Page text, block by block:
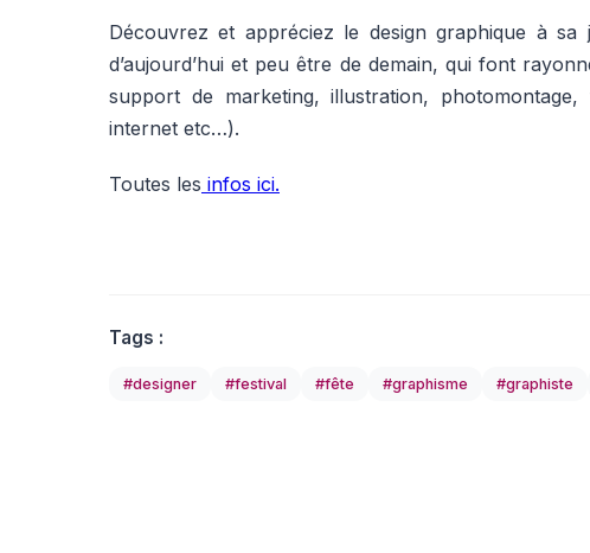
Découvrez et appréciez le design graphique à sa
d’aujourd’hui et peu être de demain, qui font
support de marketing, illustration,
internet etc…).
Toutes les infos ici.
Tags :
#designer #festival #fête #graphisme #graphiste